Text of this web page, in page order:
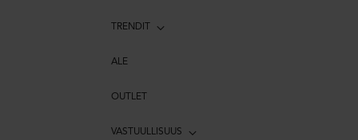
TRENDIT
ALE
OUTLET
VASTUULLISUUS